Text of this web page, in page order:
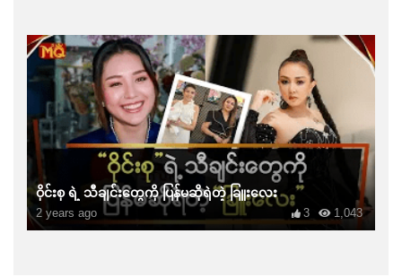
ဝိုင်းစု ရဲ့ သီချင်းတွေကို ပြန်မဆိုရဲတဲ့ ခြူးလေး
2 years ago 1,043
3